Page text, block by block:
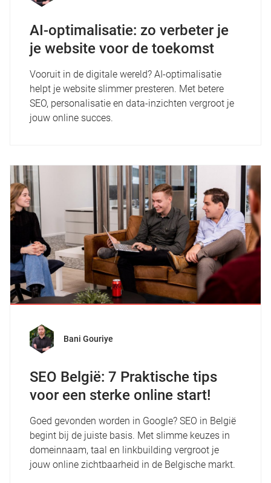
AI-optimalisatie: zo verbeter je
je website voor de toekomst
Vooruit in de digitale wereld? AI-optimalisatie
helpt je website slimmer presteren. Met betere
SEO, personalisatie en data-inzichten vergroot je
jouw online succes.
Bani Gouriye
SEO België: 7 Praktische tips
voor een sterke online start!
Goed gevonden worden in Google? SEO in België
begint bij de juiste basis. Met slimme keuzes in
domeinnaam, taal en linkbuilding vergroot je
jouw online zichtbaarheid in de Belgische markt.